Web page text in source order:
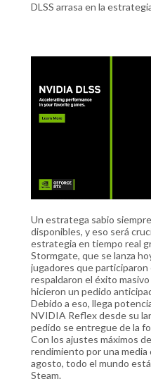
DLSS arrasa en la
Un estratega sabio
disponibles, y eso será
estrategia en tiempo real
Stormgate, que se lanza
jugadores que participaron
respaldaron el éxito
hicieron un pedido
Debido a eso, llega
NVIDIA Reflex desde su
pedido se entregue de la
Con los ajustes máximos
rendimiento por una media
agosto, todo el mundo
Steam.